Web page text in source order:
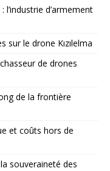
d’armement
sur le drone Kızılelma
de drones
de la frontière
et coûts hors de
souveraineté des